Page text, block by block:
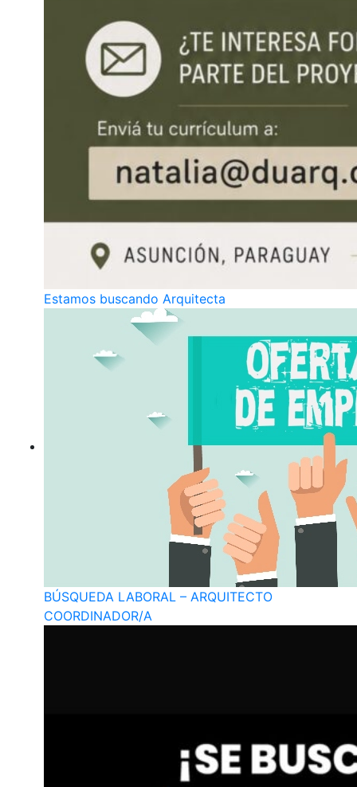
Estamos buscando Arquitecta
BÚSQUEDA LABORAL – ARQUITECTO
COORDINADOR/A